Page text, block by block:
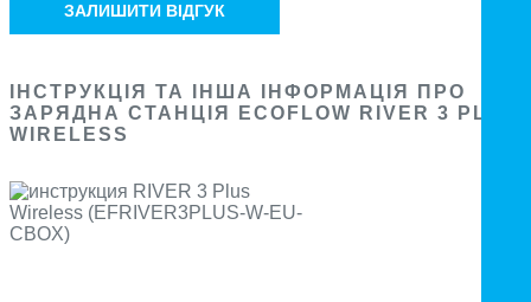
ЗАЛИШИТИ ВІДГУК
ІНСТРУКЦІЯ ТА ІНША ІНФОРМАЦІЯ ПРО
ЗАРЯДНА СТАНЦІЯ ECOFLOW RIVER 3 PLUS
WIRELESS